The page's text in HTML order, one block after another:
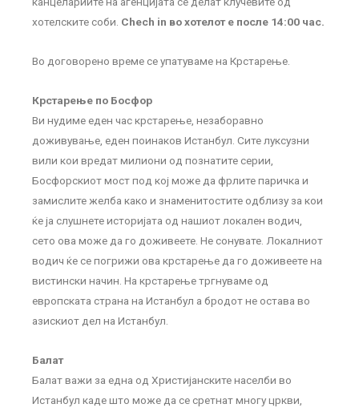
хотелските соби. Chech in во хотелот е после 14:00 час.
Во договорено време се упатуваме на Крстарење.
Крстарење по Босфор
Ви нудиме еден час крстарење, незаборавно
доживување, еден поинаков Истанбул. Сите луксузни
вили кои вредат милиони од познатите серии,
Босфорскиот мост под кој може да фрлите паричка и
замислите желба како и знаменитостите одблизу за кои
ќе ја слушнете историјата од нашиот локален водич,
сето ова може да го доживеете. Не сонувате. Локалниот
водич ќе се погрижи ова крстарење да го доживеете на
вистински начин. На крстарење тргнуваме од
европската страна на Истанбул а бродот не остава во
азискиот дел на Истанбул.
Балат
Балат важи за една од Христијанските населби во
Истанбул каде што може да се сретнат многу цркви,